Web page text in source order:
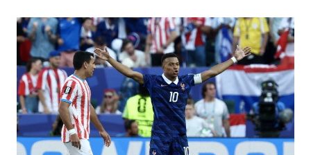
SVJETSKO PRVENSTVO 2026